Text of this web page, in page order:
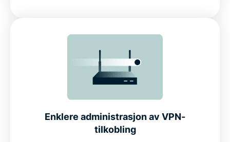
Enklere administrasjon av VPN-
tilkobling